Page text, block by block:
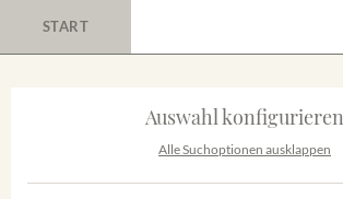
START
Auswahl konfigurieren
Alle Suchoptionen ausklappen